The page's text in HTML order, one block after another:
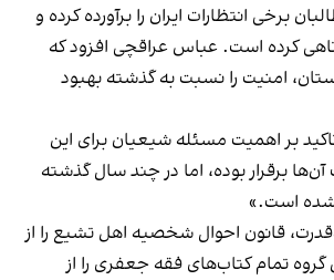
برخی انتظارات ایران را برآورده کرده و
کرده است. عباس عراقچی افزود که
امنیت را نسبت به گذشته بهبود
تاکید بر اهمیت مسئله شیعیان برای این
برقرار بوده، اما در چند سال گذشته
است.»
قانون احوال شخصیه اهل تشیع را از
تمام کتاب‌های فقه جعفری را از